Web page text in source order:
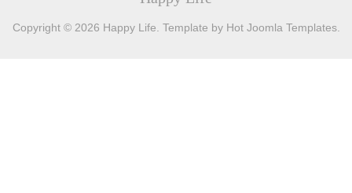
Copyright © 2026 Happy Life. Template by Hot Joomla Templates.